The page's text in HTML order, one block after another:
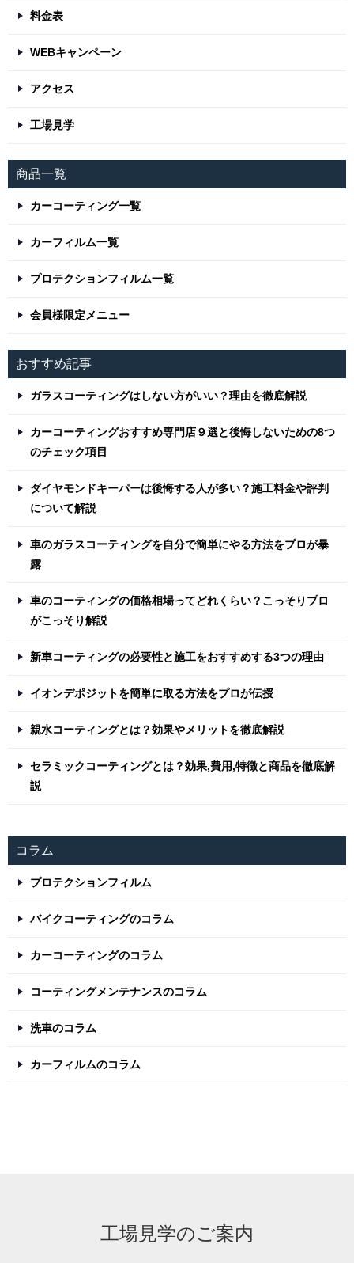
料金表
WEBキャンペーン
アクセス
工場見学
商品一覧
カーコーティング一覧
カーフィルム一覧
プロテクションフィルム一覧
会員様限定メニュー
おすすめ記事
ガラスコーティングはしない方がいい？理由を徹底解説
カーコーティングおすすめ専門店９選と後悔しないための8つ
のチェック項目
ダイヤモンドキーパーは後悔する人が多い？施工料金や評判
について解説
車のガラスコーティングを自分で簡単にやる方法をプロが暴
露
車のコーティングの価格相場ってどれくらい？こっそりプロ
がこっそり解説
新車コーティングの必要性と施工をおすすめする3つの理由
イオンデポジットを簡単に取る方法をプロが伝授
親水コーティングとは？効果やメリットを徹底解説
セラミックコーティングとは？効果,費用,特徴と商品を徹底解
説
コラム
プロテクションフィルム
バイクコーティングのコラム
カーコーティングのコラム
コーティングメンテナンスのコラム
洗車のコラム
カーフィルムのコラム
工場見学のご案内